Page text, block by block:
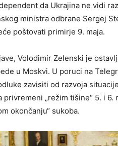
da Ukrajina ne vidi
ministra odbrane Sergej
poštovati primirje 9. maja.
Volodimir Zelenski je
u Moskvi. U poruci na
zavisiti od razvoja
„režim tišine“ 5. i 6.
okončanju“ sukoba.